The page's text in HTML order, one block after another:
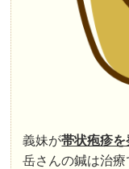
義妹が帯状疱疹
岳さんの鍼は治療